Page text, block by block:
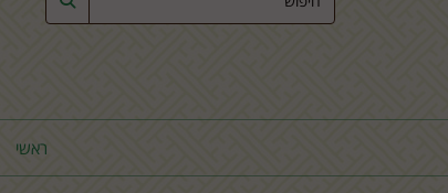
ראשי